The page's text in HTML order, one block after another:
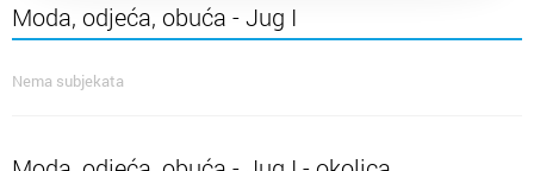
Moda, odjeća, obuća - Jug I
Nema subjekata